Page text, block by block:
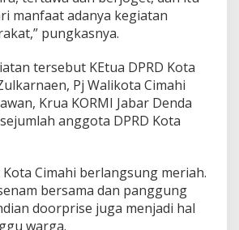
manfaat adanya kegiatan
pungkasnya.
tersebut KEtua DPRD Kota
Pj Walikota Cimahi
Krua KORMI Jabar Denda
anggota DPRD Kota
Cimahi berlangsung meriah.
bersama dan panggung
doorprise juga menjadi hal
warga.